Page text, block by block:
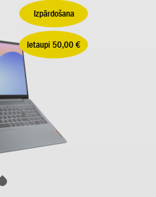
Izpārdošana
Ietaupi 50,00 €